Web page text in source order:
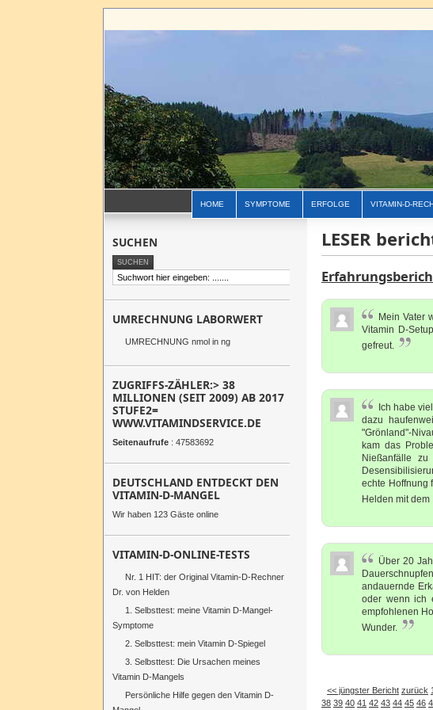
HOME SYMPTOME ERFOLGE VITAMIN-D-
LESER
Mein Vater
Vitamin D-
gefreut.
Ich habe
dazu
"Grönland"-
kam das
Nießanfälle
echte Hoffnung
Helden mit dem
Über 20
andauernde
oder wenn ich
empfohlenen
Wunder.
<< jüngster Bericht zurück 1
38 39 40 41 42 43 44 45 46
SUCHEN
UMRECHNUNG LABORWERT
UMRECHNUNG nmol in ng
ZUGRIFFS-ZÄHLER:> 38
MILLIONEN (SEIT 2009) AB 2017
STUFE2=
WWW.VITAMINDSERVICE.DE
Seitenaufrufe : 47583692
DEUTSCHLAND ENTDECKT DEN
VITAMIN-D-MANGEL
Wir haben 123 Gäste online
VITAMIN-D-ONLINE-TESTS
Nr. 1 HIT: der Original Vitamin-D-Rechner
Dr. von Helden
1. Selbsttest: meine Vitamin D-Mangel-
Symptome
2. Selbsttest: mein Vitamin D-Spiegel
3. Selbsttest: Die Ursachen meines
Vitamin D-Mangels
Persönliche Hilfe gegen den Vitamin D-